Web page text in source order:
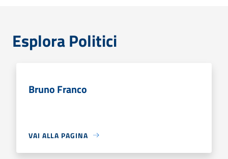
Esplora Politici
Bruno Franco
VAI ALLA PAGINA